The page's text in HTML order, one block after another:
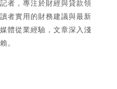
者，專注於財經與貸款領
者實用的財務建議與最新
體從業經驗，文章深入淺
。